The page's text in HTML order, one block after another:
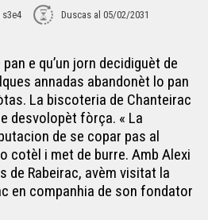
Duscas al 05/02/2031
e qu’un jorn decidiguèt de
annadas abandonèt lo pan
La biscoteria de Chanteirac
desvolopèt fòrça. « La
de se copar pas al
cotèl i met de burre. Amb Alexi
de Rabeirac, avèm visitat la
en companhia de son fondator